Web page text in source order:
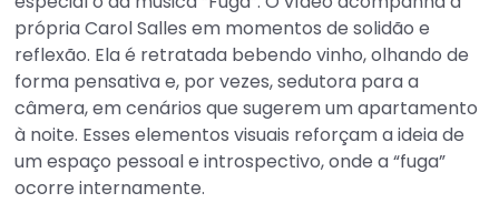
própria Carol Salles em momentos de solidão e
reflexão. Ela é retratada bebendo vinho, olhando de
forma pensativa e, por vezes, sedutora para a
câmera, em cenários que sugerem um apartamento
à noite. Esses elementos visuais reforçam a ideia de
um espaço pessoal e introspectivo, onde a “fuga”
ocorre internamente.